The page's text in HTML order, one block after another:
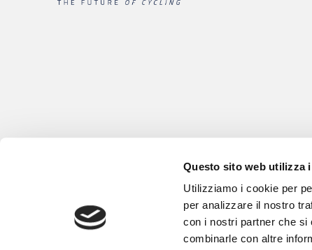
Questo sito web utilizza
Utilizziamo i cookie per
per analizzare il nostro
con i nostri partner che si
combinarle con altre